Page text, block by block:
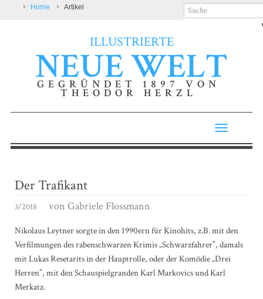
Home Artikel
ILLUSTRIERTE
NEUE WELT
GEGRÜNDET 1897 VON
THEODOR HERZL
Toggle
Der Trafikant
3/2018 von Gabriele Flossmann
Nikolaus Leytner sorgte in den 1990ern für Kinohits, z.B. mit den
Verfilmungen des rabenschwarzen Krimis „Schwarzfahrer”, damals
mit Lukas Resetarits in der Hauptrolle, oder der Komödie „Drei
Herren”, mit den Schauspielgranden Karl Markovics und Karl
Merkatz.